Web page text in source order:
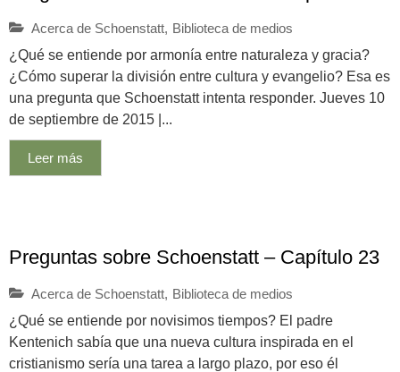
Acerca de Schoenstatt, Biblioteca de medios
¿Qué se entiende por armonía entre naturaleza y gracia?
¿Cómo superar la división entre cultura y evangelio? Esa es
una pregunta que Schoenstatt intenta responder. Jueves 10
de septiembre de 2015 |...
Leer más
Preguntas sobre Schoenstatt – Capítulo 23
Acerca de Schoenstatt, Biblioteca de medios
¿Qué se entiende por novisimos tiempos? El padre
Kentenich sabía que una nueva cultura inspirada en el
cristianismo sería una tarea a largo plazo, por eso él